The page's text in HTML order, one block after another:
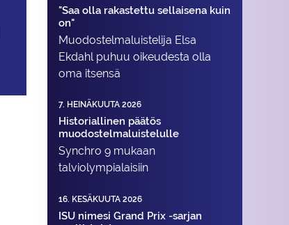
"Saa olla rakastettu sellaisena kuin
on"
Muodostelma­luistelija Elsa
Ekdahl puhuu oikeudesta olla
oma itsensä
7. HEINÄKUUTA 2026
Historiallinen päätös
muodostelmaluistelulle
Synchro 9 mukaan
talviolympialaisiin
16. KESÄKUUTA 2026
ISU nimesi Grand Prix -sarjan